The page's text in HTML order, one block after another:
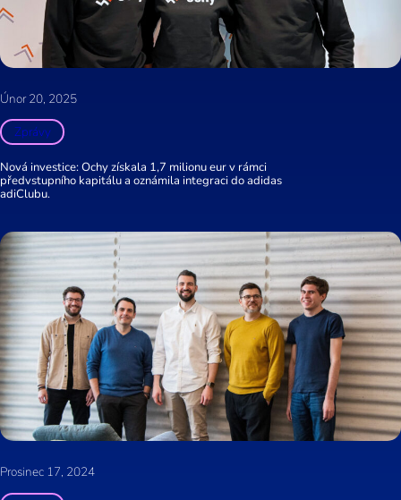
Únor 20, 2025
Zprávy
Nová investice: Ochy získala 1,7 milionu eur v rámci
předvstupního kapitálu a oznámila integraci do adidas
adiClubu.
Prosinec 17, 2024